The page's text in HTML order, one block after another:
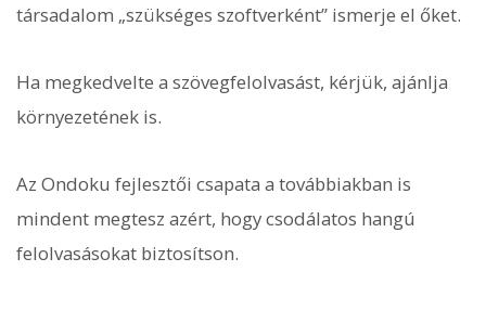
társadalom „szükséges szoftverként” ismerje el őket.
Ha megkedvelte a szövegfelolvasást, kérjük, ajánlja
környezetének is.
Az Ondoku fejlesztői csapata a továbbiakban is
mindent megtesz azért, hogy csodálatos hangú
felolvasásokat biztosítson.